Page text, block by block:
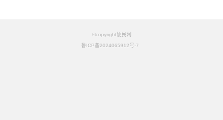
©copyright便民网
鲁ICP备2024065912号-7